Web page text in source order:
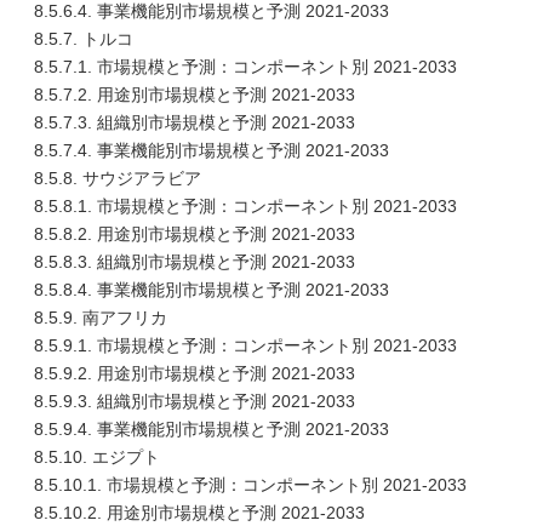
8.5.6.4. 事業機能別市場規模と予測 2021-2033
8.5.7. トルコ
8.5.7.1. 市場規模と予測：コンポーネント別 2021-2033
8.5.7.2. 用途別市場規模と予測 2021-2033
8.5.7.3. 組織別市場規模と予測 2021-2033
8.5.7.4. 事業機能別市場規模と予測 2021-2033
8.5.8. サウジアラビア
8.5.8.1. 市場規模と予測：コンポーネント別 2021-2033
8.5.8.2. 用途別市場規模と予測 2021-2033
8.5.8.3. 組織別市場規模と予測 2021-2033
8.5.8.4. 事業機能別市場規模と予測 2021-2033
8.5.9. 南アフリカ
8.5.9.1. 市場規模と予測：コンポーネント別 2021-2033
8.5.9.2. 用途別市場規模と予測 2021-2033
8.5.9.3. 組織別市場規模と予測 2021-2033
8.5.9.4. 事業機能別市場規模と予測 2021-2033
8.5.10. エジプト
8.5.10.1. 市場規模と予測：コンポーネント別 2021-2033
8.5.10.2. 用途別市場規模と予測 2021-2033